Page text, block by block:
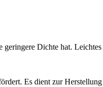
Dichte hat.
Es dient zur